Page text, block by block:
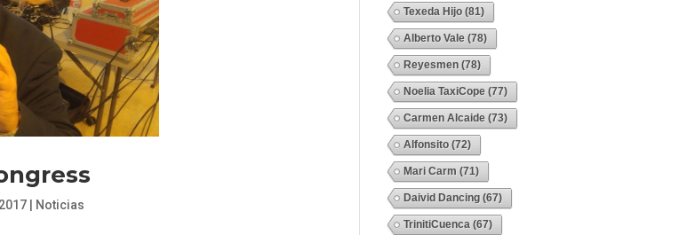
Noticias
Texeda Hijo (81)
Alberto Vale (78)
Reyesmen (78)
Noelia TaxiCope (77)
Carmen Alcaide (73)
Alfonsito (72)
Mari Carm (71)
Daivid Dancing (67)
TrinitiCuenca (67)